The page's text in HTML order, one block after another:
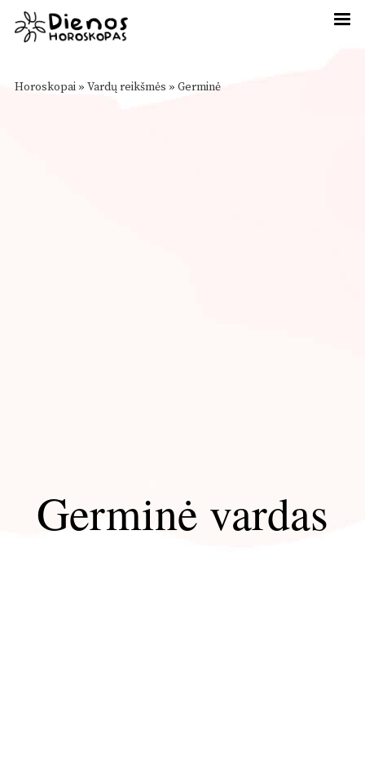
Horoskopai » Vardų reikšmės » Germinė
Germinė vardas